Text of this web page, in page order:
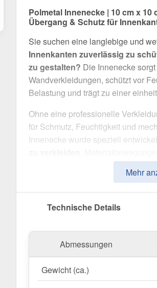
Polmetal Innenecke | 10 cm x 10
Übergang & Schutz für
Sie suchen eine langlebige und
Innenkanten zuverlässig zu
zu gestalten? Die Innenecke
Wandverkleidungen, schützt vor
Belastung und trägt zu einer
Ohne eine professionelle
für Schmutz, Feuchtigkeit und
Innenecke wurde speziell
langlebige Lösung für
durch einfache Montage, hohe
langlebige Beschichtung.
Hergestellt ausStahlmit einer
eine einfache Anpassung an Ihr
BeschichtunginKirschrot (≈ RAL
Mehr
Technische Details
Abmessungen
Gewicht (ca.)